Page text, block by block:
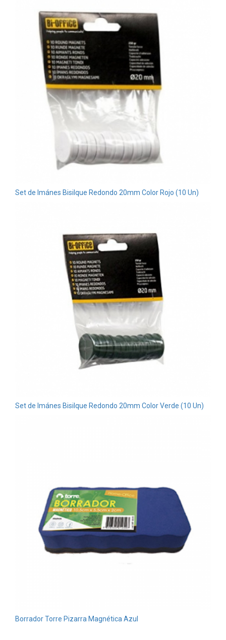
Set de Imánes Bisilque Redondo 20mm Color Rojo (10 Un)
Set de Imánes Bisilque Redondo 20mm Color Verde (10 Un)
Borrador Torre Pizarra Magnética Azul